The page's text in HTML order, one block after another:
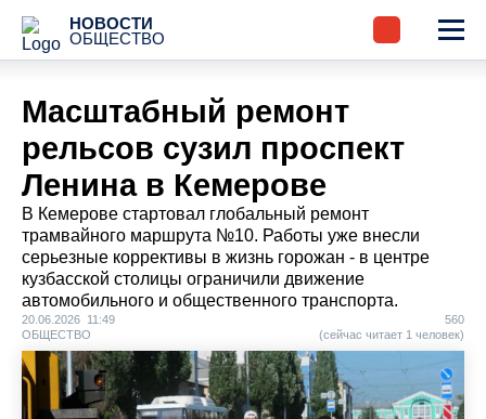
НОВОСТИ
ОБЩЕСТВО
Масштабный ремонт
рельсов сузил проспект
Ленина в Кемерове
В Кемерове стартовал глобальный ремонт
трамвайного маршрута №10. Работы уже внесли
серьезные коррективы в жизнь горожан - в центре
кузбасской столицы ограничили движение
автомобильного и общественного транспорта.
20.06.2026 11:49
ОБЩЕСТВО
560
(сейчас читает 1 человек)